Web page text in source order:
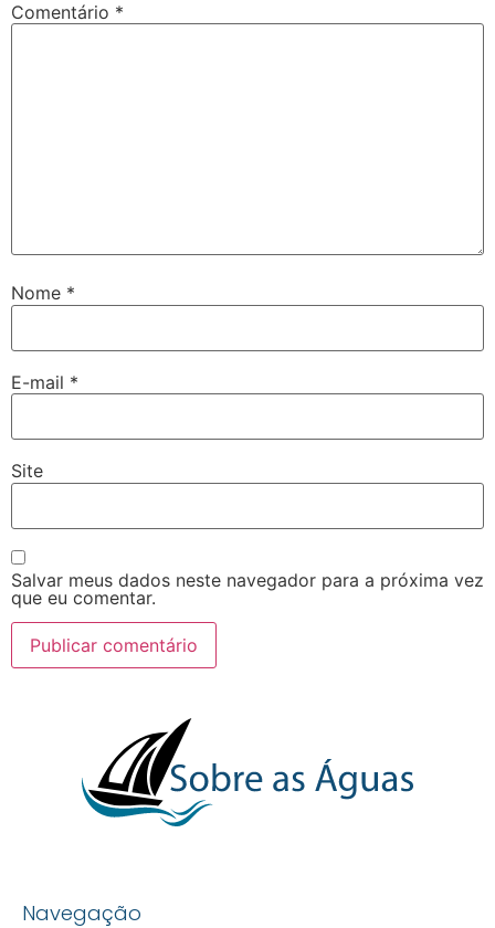
Comentário *
Nome *
E-mail *
Site
Salvar meus dados neste navegador para a próxima vez
que eu comentar.
Navegação